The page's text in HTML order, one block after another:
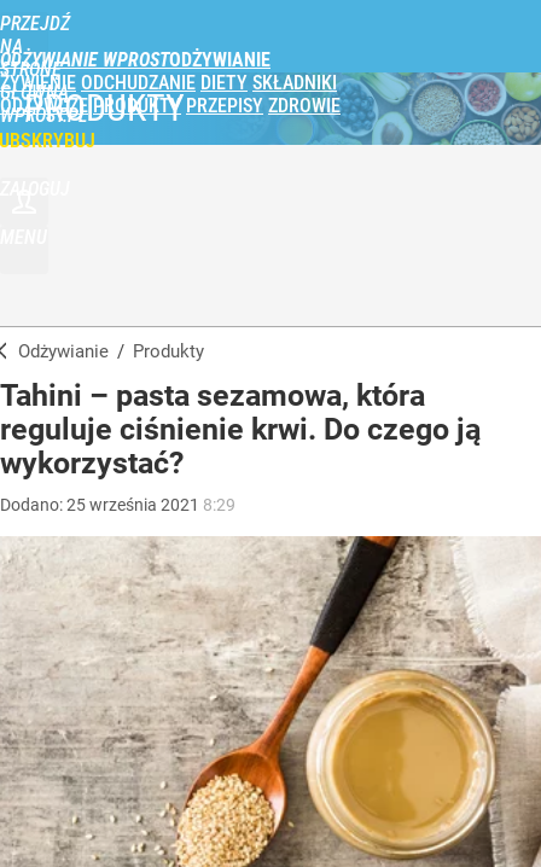
PRZEJDŹ
NA
STRONĘ
GŁÓWNĄ
WPROST.PL
ODŻYWIANIE WPROST
ŻYWIENIE ODCHUDZANIE DIETY SKŁADNIKI
ODŻYWCZE PRODUKTY PRZEPISY ZDROWIE
PRODUKTY
Odżywianie / Produkty
Tahini – pasta sezamowa, która
reguluje ciśnienie krwi. Do czego ją
wykorzystać?
Dodano:25września 2021 8:29